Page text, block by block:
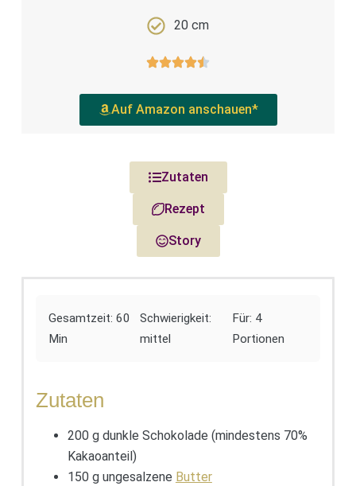
20 cm
Auf Amazon anschauen*
Zutaten
Rezept
Story
Gesamtzeit: 60
Min
Schwierigkeit:
mittel
Für: 4
Portionen
Zutaten
200 g dunkle Schokolade (mindestens 70%
Kakaoanteil)
150 g ungesalzene Butter